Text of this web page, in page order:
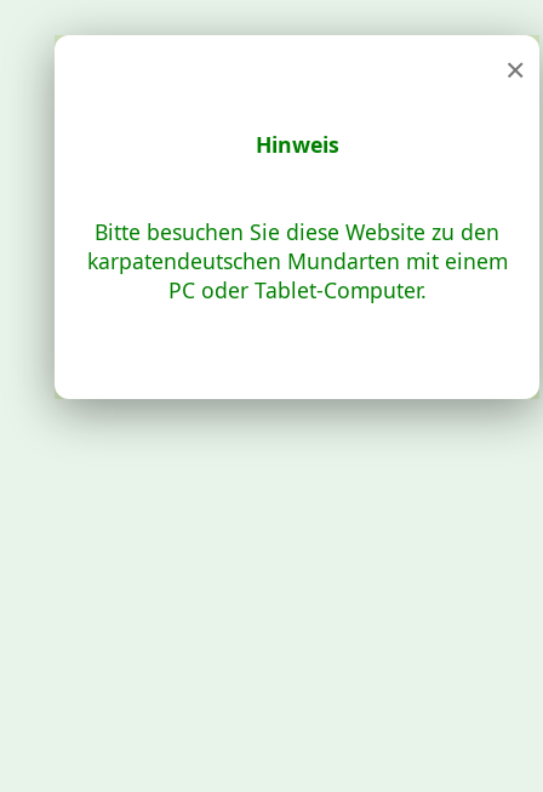
×
Hinweis
Bitte besuchen Sie diese Website zu den
karpatendeutschen Mundarten mit einem
PC oder Tablet-Computer.